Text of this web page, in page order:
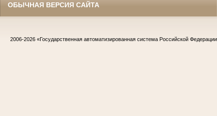
ОБЫЧНАЯ ВЕРСИЯ САЙТА
2006-2026 «Государственная автоматизированная система Российской